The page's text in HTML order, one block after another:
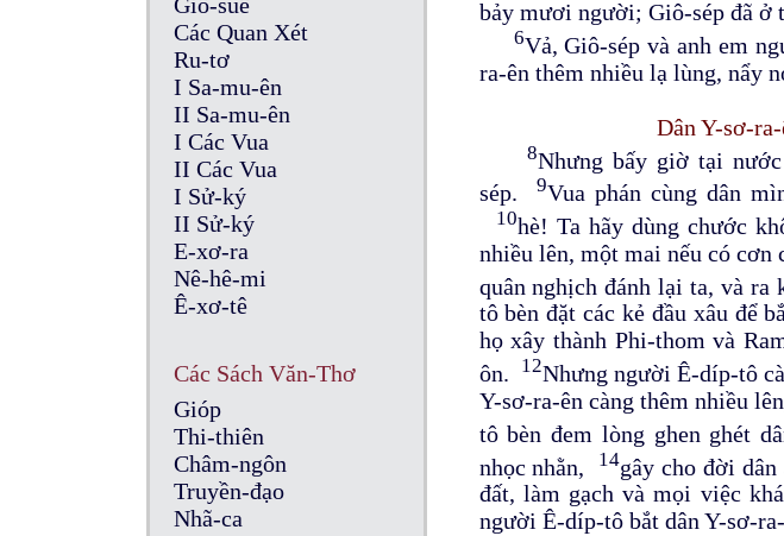
Các Sách Văn-Thơ
Các Quan Xét
Ru-tơ
I Sa-mu-ên
II Sa-mu-ên
I Các Vua
II Các Vua
I Sử-ký
II Sử-ký
E-xơ-ra
Nê-hê-mi
Ê-xơ-tê
Gióp
Thi-thiên
Châm-ngôn
Truyền-đạo
Nhã-ca
bảy mươi người; Giô-sép đã ở
6Vả, Giô-sép và anh em
ra-ên thêm nhiều lạ lùng, nẩy
Dân Y-sơ-
8Nhưng bấy giờ tại
sép. 9Vua phán cùng dân
10hè! Ta hãy dùng chước
nhiều lên, một mai nếu có cơn
quân nghịch đánh lại ta, và ra
tô bèn đặt các kẻ đầu xâu để
họ xây thành Phi-thom và
ôn.
12Nhưng người Ê-díp-tô
Y-sơ-ra-ên càng thêm nhiều
tô bèn đem lòng ghen ghét
nhọc nhằn,
14gây cho đời
đất, làm gạch và mọi việc
người Ê-díp-tô bắt dân Y-sơ-